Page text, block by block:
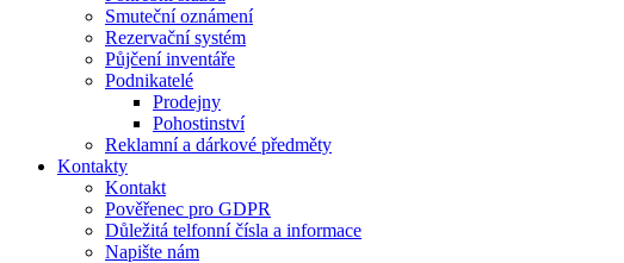
Smuteční oznámení
Rezervační systém
Půjčení inventáře
Podnikatelé
Prodejny
Pohostinství
Reklamní a dárkové předměty
Kontakty
Kontakt
Pověřenec pro GDPR
Důležitá telfonní čísla a informace
Napište nám